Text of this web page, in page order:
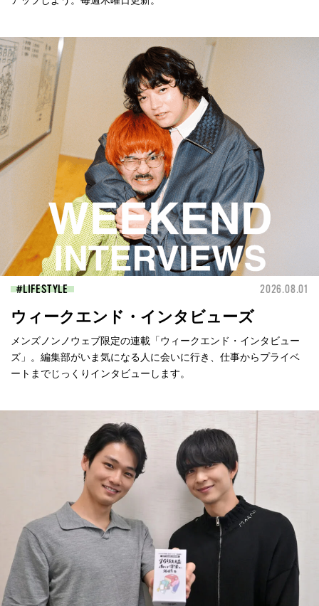
LIFESTYLE 2026.08.01
ウィークエンド・インタビューズ
メンズノンノウェブ限定の連載「ウィークエンド・インタビュー
ズ」。編集部がいま気になる人に会いに行き、仕事からプライベ
ートまでじっくりインタビューします。